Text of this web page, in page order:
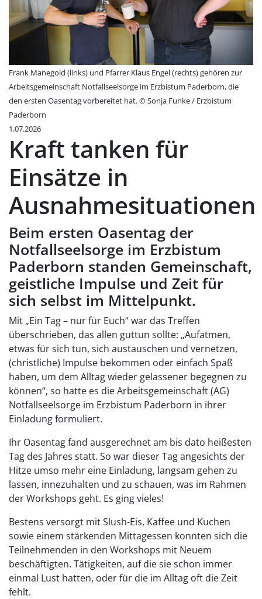
Frank Manegold (links) und Pfarrer Klaus Engel (rechts) gehören zur
Arbeitsgemeinschaft Notfallseelsorge im Erzbistum Paderborn, die
den ersten Oasentag vorbereitet hat. © Sonja Funke / Erzbistum
Paderborn
1.07.2026
Kraft tanken für
Einsätze in
Ausnahmesituationen
Beim ersten Oasentag der
Notfallseelsorge im Erzbistum
Paderborn standen Gemeinschaft,
geistliche Impulse und Zeit für
sich selbst im Mittelpunkt.
Mit „Ein Tag – nur für Euch“ war das Treffen
überschrieben, das allen guttun sollte: „Aufatmen,
etwas für sich tun, sich austauschen und vernetzen,
(christliche) Impulse bekommen oder einfach Spaß
haben, um dem Alltag wieder gelassener begegnen zu
können“, so hatte es die Arbeitsgemeinschaft (AG)
Notfallseelsorge im Erzbistum Paderborn in ihrer
Einladung formuliert.
Ihr Oasentag fand ausgerechnet am bis dato heißesten
Tag des Jahres statt. So war dieser Tag angesichts der
Hitze umso mehr eine Einladung, langsam gehen zu
lassen, innezuhalten und zu schauen, was im Rahmen
der Workshops geht. Es ging vieles!
Bestens versorgt mit Slush-Eis, Kaffee und Kuchen
sowie einem stärkenden Mittagessen konnten sich die
Teilnehmenden in den Workshops mit Neuem
beschäftigten. Tätigkeiten, auf die sie schon immer
einmal Lust hatten, oder für die im Alltag oft die Zeit
fehlt.